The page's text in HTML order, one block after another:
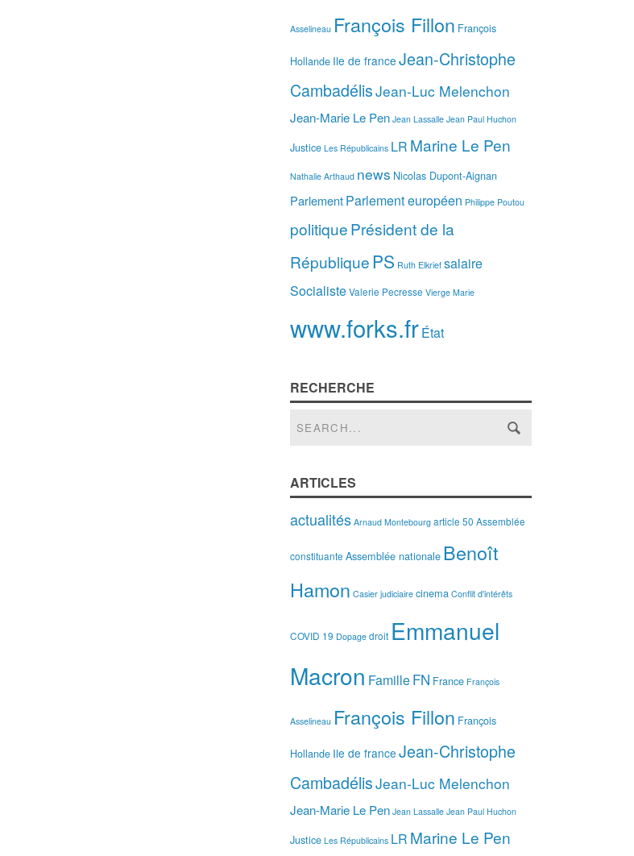
Asselineau François Fillon François
Hollande Ile de france Jean-Christophe
CambadélisJean-Luc Melenchon
Jean-Marie Le Pen Jean Lassalle Jean Paul Huchon
Justice Les Républicains LR Marine Le Pen
Nathalie Arthaud news Nicolas Dupont-Aignan
ParlementParlement européen Philippe Poutou
politiquePrésident de la
République PS Ruth Elkrief salaire
SocialisteValerie Pecresse Vierge Marie
www.forks.frÉtat
RECHERCHE
ARTICLES
actualités Arnaud Montebourg article 50 Assemblée
constituante Assemblée nationale Benoît
Hamon Casier judiciaire cinema Conflit d'intérêts
COVID 19 Dopage droit Emmanuel
Macron FamilleFN France François
Asselineau François Fillon François
Hollande Ile de france Jean-Christophe
CambadélisJean-Luc Melenchon
Jean-Marie Le Pen Jean Lassalle Jean Paul Huchon
Justice Les Républicains LR Marine Le Pen